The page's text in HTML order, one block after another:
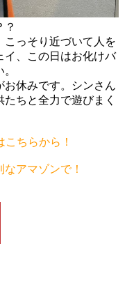
？
こっそり近づいて人を
イ、この日はお化けバ
お休みです。シンさん
ちと全力で遊びまく
こちらから！
アマゾンで！